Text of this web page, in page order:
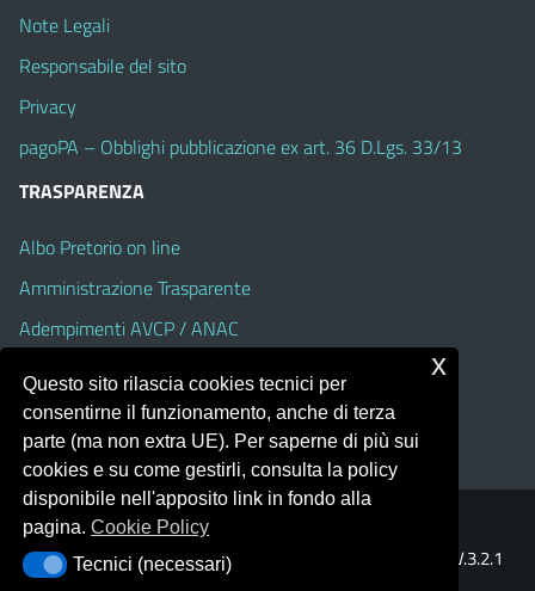
Note Legali
Responsabile del sito
Privacy
pagoPA – Obblighi pubblicazione ex art. 36 D.Lgs. 33/13
TRASPARENZA
Albo Pretorio on line
Amministrazione Trasparente
Adempimenti AVCP / ANAC
Dichiarazione di accessibilità
Portale realizzato con la piattaforma
Template Italia configurato sul tema accessibile
V.3.2.1
(Alioth)
Questo sito rilascia cookies tecnici per
consentirne il funzionamento, anche di terza
parte (ma non extra UE). Per saperne di più sui
cookies e su come gestirli, consulta la policy
disponibile nell'apposito link in fondo alla
pagina.Cookie Policy
Tecnici (necessari)
Tecnici (necessari)
x